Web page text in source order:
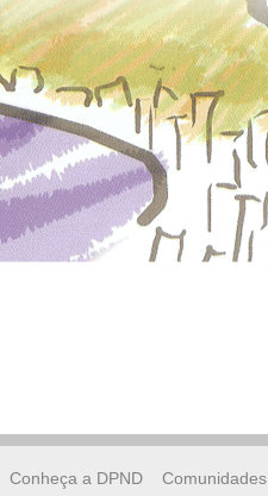
Conheça a DPND Comunidades